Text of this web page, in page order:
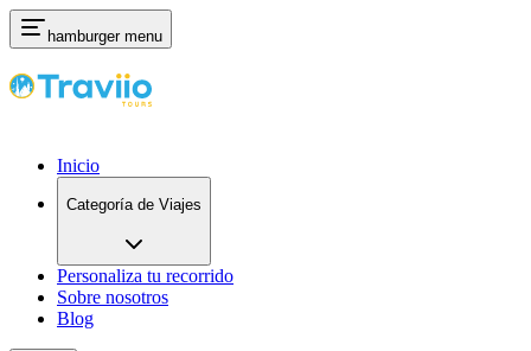
hamburger menu
Inicio
Categoría de Viajes
Personaliza tu recorrido
Sobre nosotros
Blog